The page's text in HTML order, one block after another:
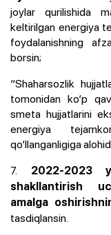
joylar qurilishida
keltirilgan energiya
foydalanishning
borsin;
“Shaharsozlik
tomonidan ko‘p
smeta hujjatlarini
energiya
qo‘llanganligiga
7.
2022-2023
shakllantirish
amalga
tasdiqlansin.